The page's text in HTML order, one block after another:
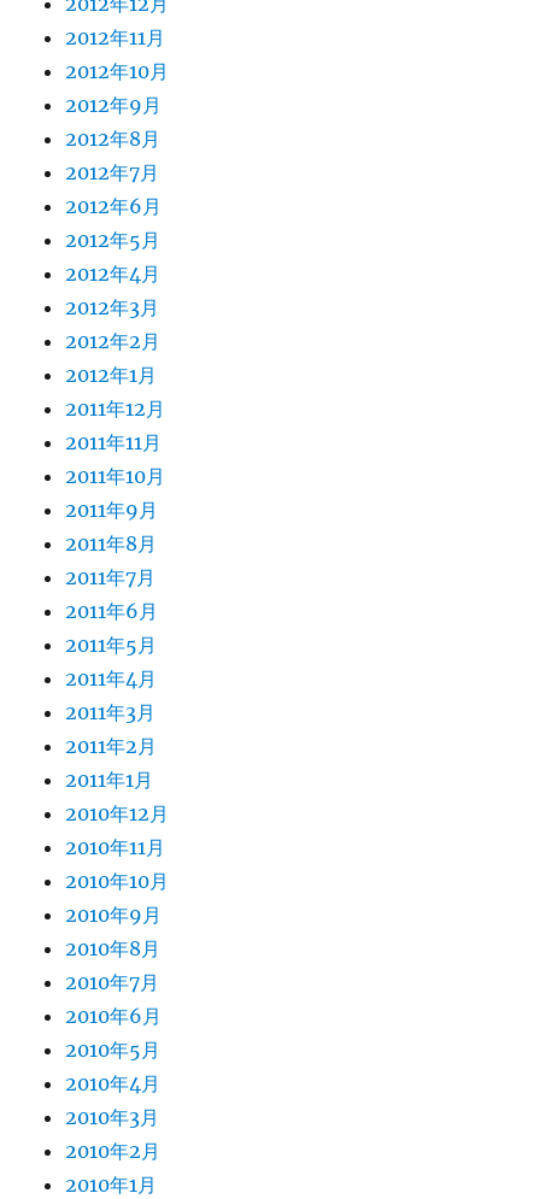
2012年11月
2012年10月
2012年9月
2012年8月
2012年7月
2012年6月
2012年5月
2012年4月
2012年3月
2012年2月
2012年1月
2011年12月
2011年11月
2011年10月
2011年9月
2011年8月
2011年7月
2011年6月
2011年5月
2011年4月
2011年3月
2011年2月
2011年1月
2010年12月
2010年11月
2010年10月
2010年9月
2010年8月
2010年7月
2010年6月
2010年5月
2010年4月
2010年3月
2010年2月
2010年1月